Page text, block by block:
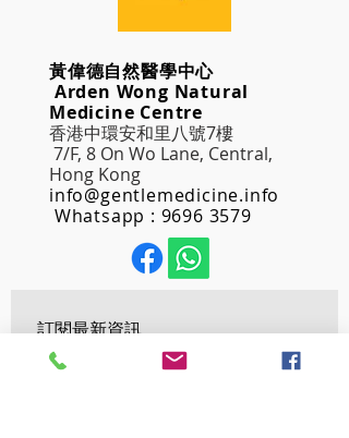
黃偉德自然醫學中心
Arden Wong Natural
Medicine Centre
香港中環安和里八號7樓
7/F, 8 On Wo Lane, Central,
Hong Kong
info@gentlemedicine.info
Whatsapp : 9696 3579
訂閱最新資訊
Email